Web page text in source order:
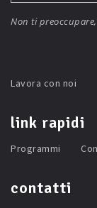
Non ti
Lavora con noi
link rapidi
Programmi
contatti